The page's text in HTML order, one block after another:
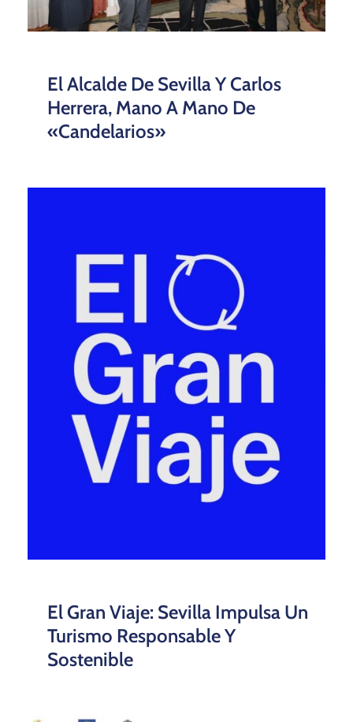
El Alcalde De Sevilla Y Carlos
Herrera, Mano A Mano De
«candelarios»
El Gran Viaje: Sevilla Impulsa Un
Turismo Responsable Y
Sostenible